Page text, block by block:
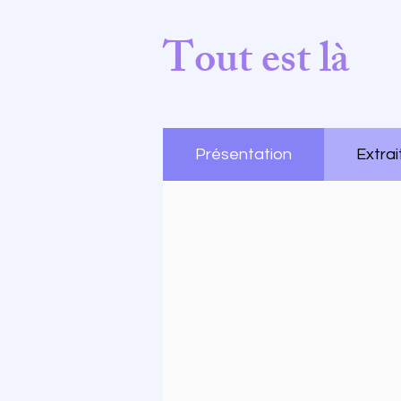
Tout est là
Présentation